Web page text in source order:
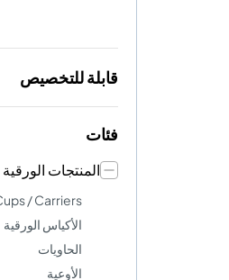
قابلة للتخصيص
فئات
المنتجات الورقية
/ Carriers
الأكياس الورقية
الحاويات
الأوعية